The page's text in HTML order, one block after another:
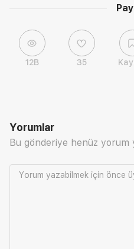
12B 35
Yorumlar
Bu gönderiye henüz yorum
Yorum yazabilmek için önce